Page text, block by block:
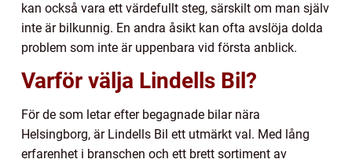
kan också vara ett värdefullt steg, särskilt om man själv
inte är bilkunnig. En andra åsikt kan ofta avslöja dolda
problem som inte är uppenbara vid första anblick.
Varför välja Lindells Bil?
För de som letar efter begagnade bilar nära
Helsingborg, är Lindells Bil ett utmärkt val. Med lång
erfarenhet i branschen och ett brett sortiment av